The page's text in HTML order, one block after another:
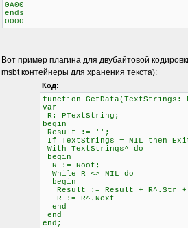
0A00
ends
0000
Вот пример плагина для двубайтовой
msbt контейнеры для хранения текста):
Код:
function
var
R: PTextString;
begin
Result := '';
If TextStrings = NIL then
With TextStrings^ do
begin
R := Root;
While R <> NIL do
begin
Result := Result + R^.Str +
R := R^.Next
end
end
end;